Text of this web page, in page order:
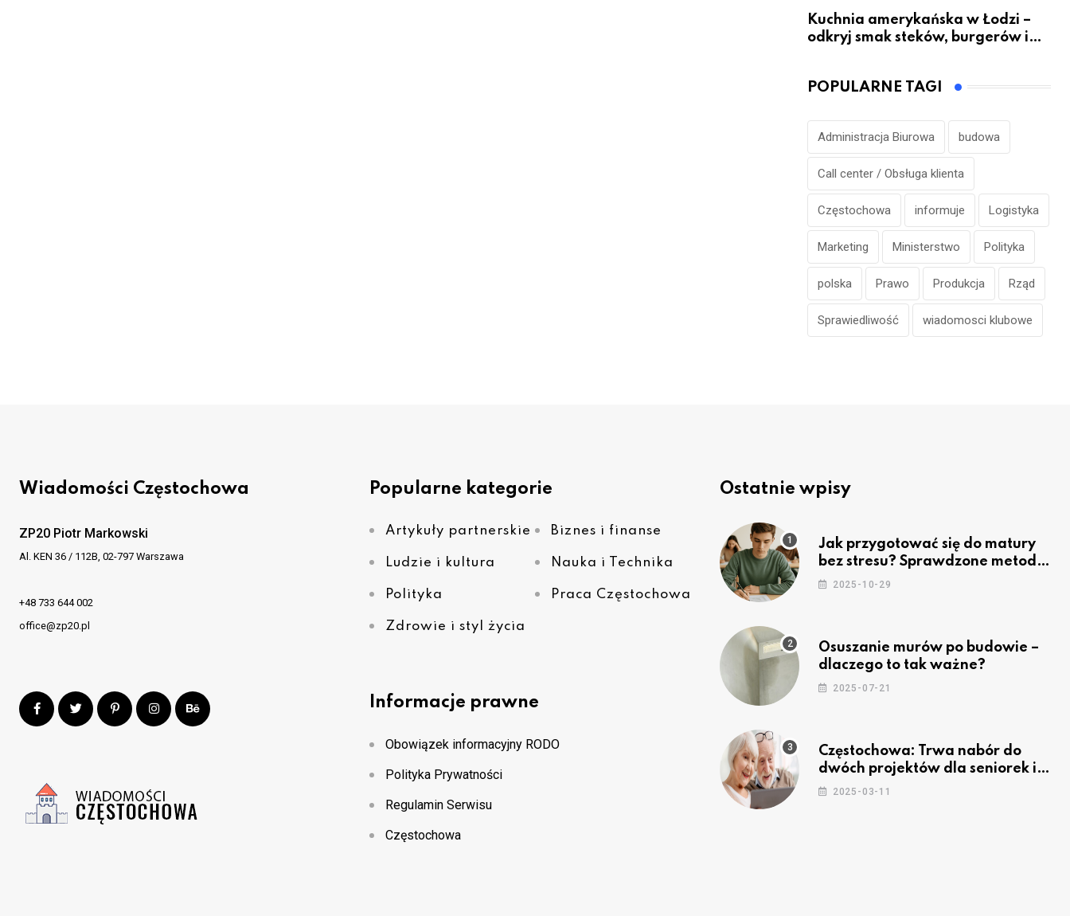
Kuchnia amerykańska w Łodzi –
odkryj smak steków, burgerów i
POPULARNE TAGI
Administracja Biurowa budowa
Call center / Obsługa klienta
Częstochowa informuje Logistyka
Marketing Ministerstwo Polityka
polska Prawo Produkcja Rząd
Sprawiedliwość wiadomosci klubowe
Wiadomości Częstochowa
ZP20 Piotr Markowski
Al. KEN 36 / 112B, 02-797 Warszawa
+48 733 644 002
office@zp20.pl
Popularne kategorie
Artykuły partnerskie Biznes i finanse
Ludzie i kultura Nauka i Technika
Polityka Praca Częstochowa
Zdrowie i styl życia
Informacje prawne
Obowiązek informacyjny RODO
Polityka Prywatności
Regulamin Serwisu
Częstochowa
Ostatnie wpisy
Jak przygotować się do matury
bez stresu? Sprawdzone metody
nauki z kursów w Częstochowie
2025-10-29
Osuszanie murów po budowie –
dlaczego to tak ważne?
2025-07-21
Częstochowa: Trwa nabór do
dwóch projektów dla seniorek i
seniorów
2025-03-11